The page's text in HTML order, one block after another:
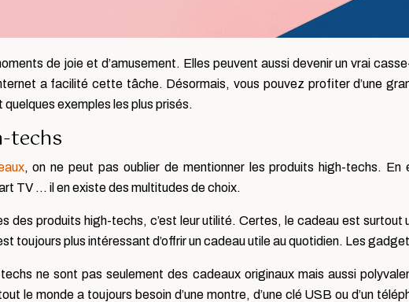
de joie et d’amusement. Elles peuvent aussi devenir un vrai
a facilité cette tâche. Désormais, vous pouvez profiter d’une
exemples les plus prisés.
techs
, on ne peut pas oublier de mentionner les produits high-techs.
TV … il en existe des multitudes de choix.
des produits high-techs, c’est leur utilité. Certes, le cadeau est
toujours plus intéressant d’offrir un cadeau utile au quotidien. Les
ne sont pas seulement des cadeaux originaux mais aussi
le monde a toujours besoin d’une montre, d’une clé USB ou d’un